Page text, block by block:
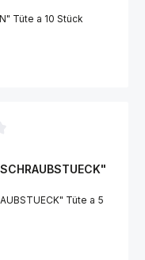
Tüte a 10 Stück
Tüte a 5